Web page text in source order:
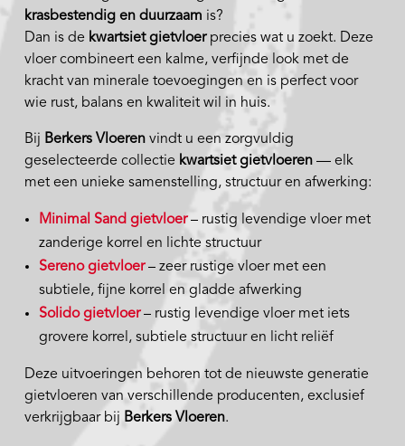
krasbestendig en duurzaam is?
Dan is de kwartsiet gietvloerprecies wat u zoekt. Deze
vloer combineert een kalme, verfijnde look met de
kracht van minerale toevoegingen en is perfect voor
wie rust, balans en kwaliteit wil in huis.
Bij Berkers Vloeren vindt u een zorgvuldig
geselecteerde collectie kwartsiet gietvloeren — elk
met een unieke samenstelling, structuur en afwerking:
Minimal Sand gietvloer– rustig levendige vloer met
zanderige korrel en lichte structuur
Sereno gietvloer – zeer rustige vloer met een
subtiele, fijne korrel en gladde afwerking
Solido gietvloer– rustig levendige vloer met iets
grovere korrel, subtiele structuur en licht reliëf
Deze uitvoeringen behoren tot de nieuwste generatie
gietvloeren van verschillende producenten, exclusief
verkrijgbaar bij Berkers Vloeren.